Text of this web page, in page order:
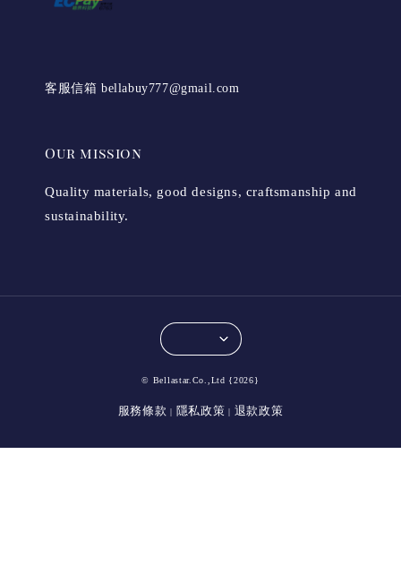
客服信箱 bellabuy777@gmail.com
Our mission
Quality materials, good designs, craftsmanship and
sustainability.
© Bellastar.Co.,Ltd {2026}
服務條款 | 隱私政策 | 退款政策